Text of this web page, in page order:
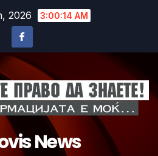
2026 3:00:16 AM
News